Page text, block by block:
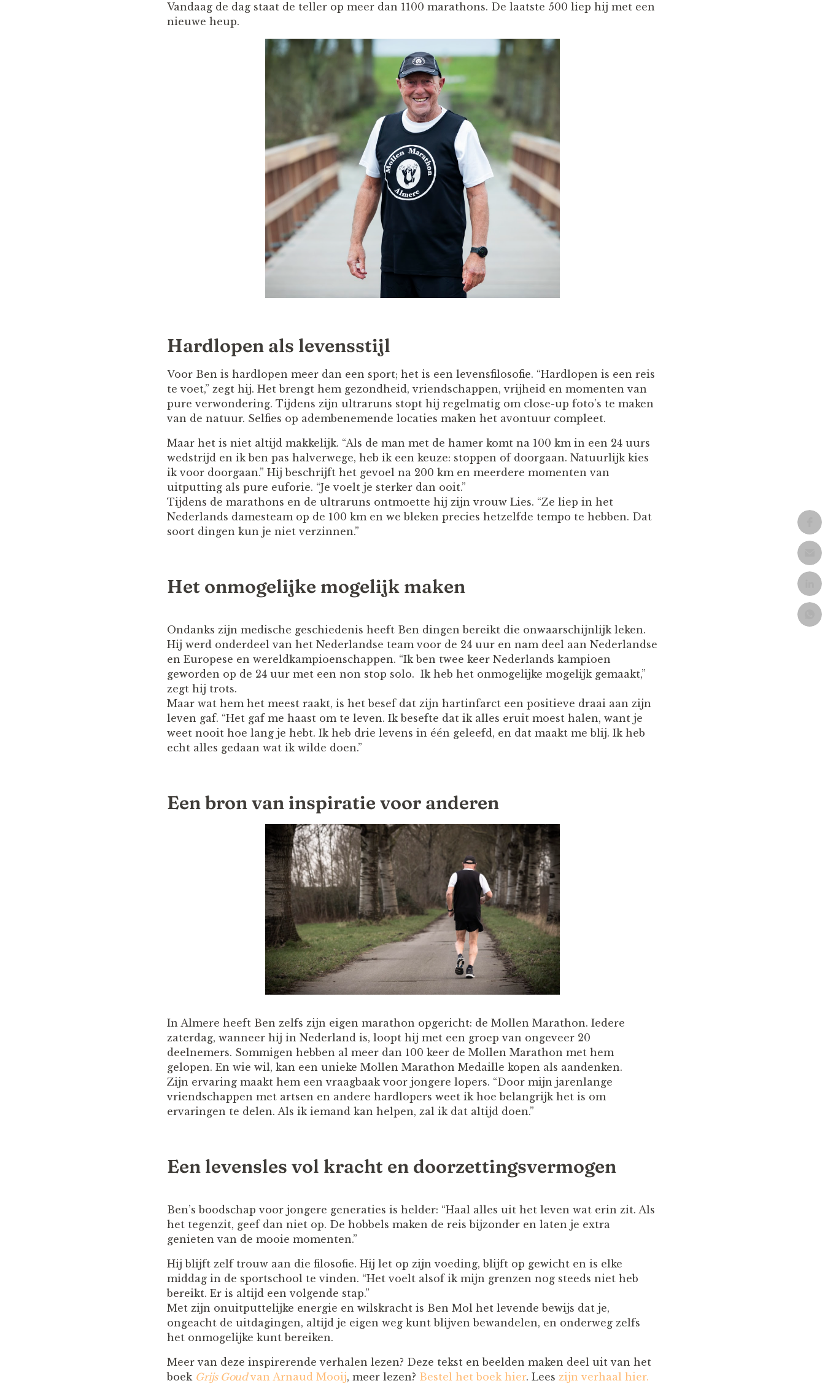
Vandaag de dag staat de teller op meer dan 1100 marathons. De laatste 500 liep hij met een
nieuwe heup.
Hardlopen als levensstijl
Voor Ben is hardlopen meer dan een sport; het is een levensfilosofie. “Hardlopen is een reis
te voet,” zegt hij. Het brengt hem gezondheid, vriendschappen, vrijheid en momenten van
pure verwondering. Tijdens zijn ultraruns stopt hij regelmatig om close-up foto’s te maken
van de natuur. Selfies op adembenemende locaties maken het avontuur compleet.
Maar het is niet altijd makkelijk. “Als de man met de hamer komt na 100 km in een 24 uurs
wedstrijd en ik ben pas halverwege, heb ik een keuze: stoppen of doorgaan. Natuurlijk kies
ik voor doorgaan.” Hij beschrijft het gevoel na 200 km en meerdere momenten van
uitputting als pure euforie. “Je voelt je sterker dan ooit.”
Tijdens de marathons en de ultraruns ontmoette hij zijn vrouw Lies. “Ze liep in het
Nederlands damesteam op de 100 km en we bleken precies hetzelfde tempo te hebben. Dat
soort dingen kun je niet verzinnen.”
Het onmogelijke mogelijk maken
Ondanks zijn medische geschiedenis heeft Ben dingen bereikt die onwaarschijnlijk leken.
Hij werd onderdeel van het Nederlandse team voor de 24 uur en nam deel aan Nederlandse
en Europese en wereldkampioenschappen. “Ik ben twee keer Nederlands kampioen
geworden op de 24 uur met een non stop solo. Ik heb het onmogelijke mogelijk gemaakt,”
zegt hij trots.
Maar wat hem het meest raakt, is het besef dat zijn hartinfarct een positieve draai aan zijn
leven gaf. “Het gaf me haast om te leven. Ik besefte dat ik alles eruit moest halen, want je
weet nooit hoe lang je hebt. Ik heb drie levens in één geleefd, en dat maakt me blij. Ik heb
echt alles gedaan wat ik wilde doen.”
Een bron van inspiratie voor anderen
In Almere heeft Ben zelfs zijn eigen marathon opgericht: de Mollen Marathon. Iedere
zaterdag, wanneer hij in Nederland is, loopt hij met een groep van ongeveer 20
deelnemers. Sommigen hebben al meer dan 100 keer de Mollen Marathon met hem
gelopen. En wie wil, kan een unieke Mollen Marathon Medaille kopen als aandenken.
Zijn ervaring maakt hem een vraagbaak voor jongere lopers. “Door mijn jarenlange
vriendschappen met artsen en andere hardlopers weet ik hoe belangrijk het is om
ervaringen te delen. Als ik iemand kan helpen, zal ik dat altijd doen.”
Een levensles vol kracht en doorzettingsvermogen
Ben’s boodschap voor jongere generaties is helder: “Haal alles uit het leven wat erin zit. Als
het tegenzit, geef dan niet op. De hobbels maken de reis bijzonder en laten je extra
genieten van de mooie momenten.”
Hij blijft zelf trouw aan die filosofie. Hij let op zijn voeding, blijft op gewicht en is elke
middag in de sportschool te vinden. “Het voelt alsof ik mijn grenzen nog steeds niet heb
bereikt. Er is altijd een volgende stap.”
Met zijn onuitputtelijke energie en wilskracht is Ben Mol het levende bewijs dat je,
ongeacht de uitdagingen, altijd je eigen weg kunt blijven bewandelen, en onderweg zelfs
het onmogelijke kunt bereiken.
Meer van deze inspirerende verhalen lezen? Deze tekst en beelden maken deel uit van het
boek Grijs Goudvan Arnaud Mooij, meer lezen? Bestel het boek hier. Lees zijn verhaal hier.